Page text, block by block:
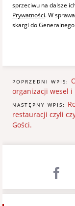
sprzeciwu na dalsze
Prywatności. W
skargi do
POPRZEDNI WPIS:
organizacji wesel i
NASTĘPNY WPIS:
restauracji czyli
Gości.